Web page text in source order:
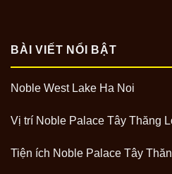
BÀI VIẾT NỔI BẬT
Noble West Lake Ha Noi
Vị trí Noble Palace Tây Thăng
Tiện ích Noble Palace Tây